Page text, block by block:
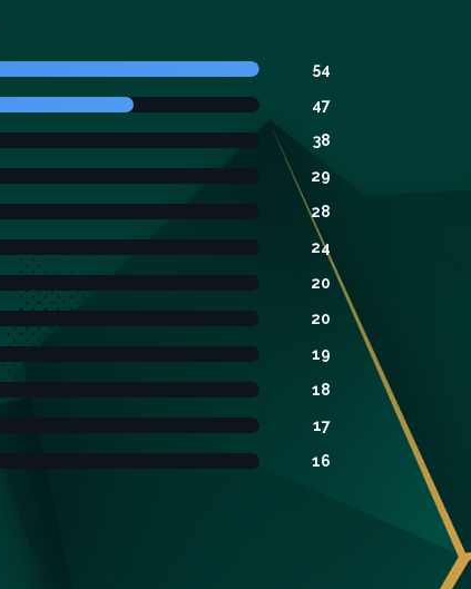
54
47
38
29
28
24
20
20
19
18
17
16